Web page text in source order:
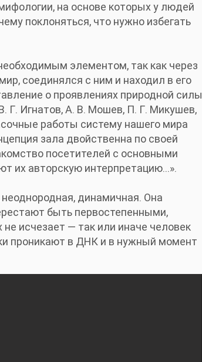
на основе которых у людей
поклоняться, что нужно избегать
элементом, так как через
соединялся с ним и находил в его
о проявлениях природной силы
Г. Игнатов, А. В. Мошев, П. Г. Микушев,
работы систему нашего мира
зала двойственна по своей
посетителей с основными
их авторскую интерпретацию...».
динамичная. Она
быть первостепенными,
исчезает — так или иначе человек
проникают в ДНК и в нужный момент